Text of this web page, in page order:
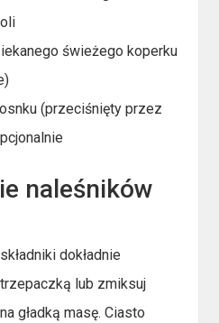
świeżego koperku
(przeciśnięty przez
naleśników
dokładnie
lub zmiksuj
gładką masę. Ciasto